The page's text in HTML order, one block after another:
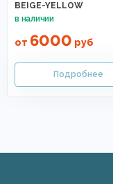
BEIGE-YELLOW
от 6000 руб